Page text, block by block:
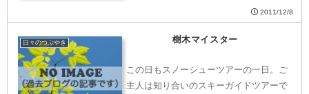
2011/12/8
日々のつぶやき 樹木マイスター
この日もスノーシューツアーの一日。ご
主人は知り合いのスキーガイドツアーで